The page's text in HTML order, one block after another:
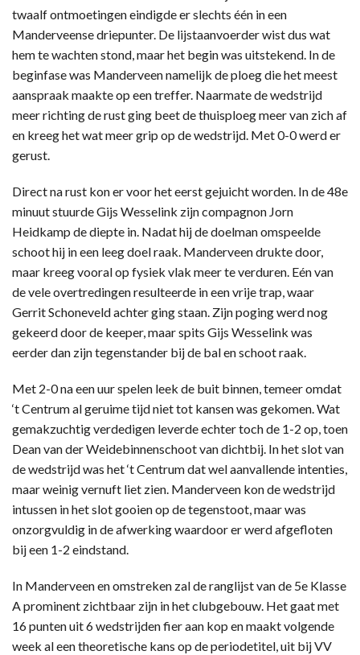
twaalf ontmoetingen eindigde er slechts één in een
Manderveense driepunter. De lijstaanvoerder wist dus wat
hem te wachten stond, maar het begin was uitstekend. In de
beginfase was Manderveen namelijk de ploeg die het meest
aanspraak maakte op een treffer. Naarmate de wedstrijd
meer richting de rust ging beet de thuisploeg meer van zich af
en kreeg het wat meer grip op de wedstrijd. Met 0-0 werd er
gerust.
Direct na rust kon er voor het eerst gejuicht worden. In de 48e
minuut stuurde Gijs Wesselink zijn compagnon Jorn
Heidkamp de diepte in. Nadat hij de doelman omspeelde
schoot hij in een leeg doel raak. Manderveen drukte door,
maar kreeg vooral op fysiek vlak meer te verduren. Eén van
de vele overtredingen resulteerde in een vrije trap, waar
Gerrit Schoneveld achter ging staan. Zijn poging werd nog
gekeerd door de keeper, maar spits Gijs Wesselink was
eerder dan zijn tegenstander bij de bal en schoot raak.
Met 2-0 na een uur spelen leek de buit binnen, temeer omdat
‘t Centrum al geruime tijd niet tot kansen was gekomen. Wat
gemakzuchtig verdedigen leverde echter toch de 1-2 op, toen
Dean van der Weidebinnenschoot van dichtbij. In het slot van
de wedstrijd was het ‘t Centrum dat wel aanvallende intenties,
maar weinig vernuft liet zien. Manderveen kon de wedstrijd
intussen in het slot gooien op de tegenstoot, maar was
onzorgvuldig in de afwerking waardoor er werd afgefloten
bij een 1-2 eindstand.
In Manderveen en omstreken zal de ranglijst van de 5e Klasse
A prominent zichtbaar zijn in het clubgebouw. Het gaat met
16 punten uit 6 wedstrijden fier aan kop en maakt volgende
week al een theoretische kans op de periodetitel, uit bij VV